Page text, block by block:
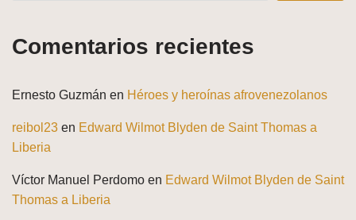
Comentarios recientes
Ernesto Guzmán en Héroes y heroínas afrovenezolanos
reibol23 en Edward Wilmot Blyden de Saint Thomas a
Liberia
Víctor Manuel Perdomo en Edward Wilmot Blyden de Saint
Thomas a Liberia